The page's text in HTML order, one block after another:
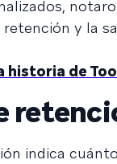
y la
de Too
indica